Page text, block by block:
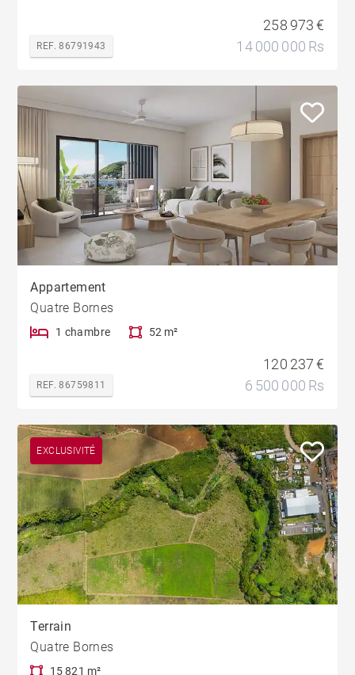
REF. 86791943
258 973 €
14 000 000 Rs
Appartement
Quatre Bornes
1 chambre 52 m²
REF. 86759811
120 237 €
6 500 000 Rs
EXCLUSIVITÉ
Terrain
Quatre Bornes
15 821 m²